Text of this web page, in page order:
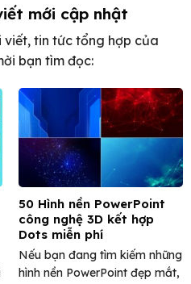
mới cập nhật
viết, tin tức tổng hợp của
bạn tìm đọc:
50 Hình nền PowerPoint
công nghệ 3D kết hợp
Dots miễn phí
Nếu bạn đang tìm kiếm những
hình nền PowerPoint đẹp mắt,